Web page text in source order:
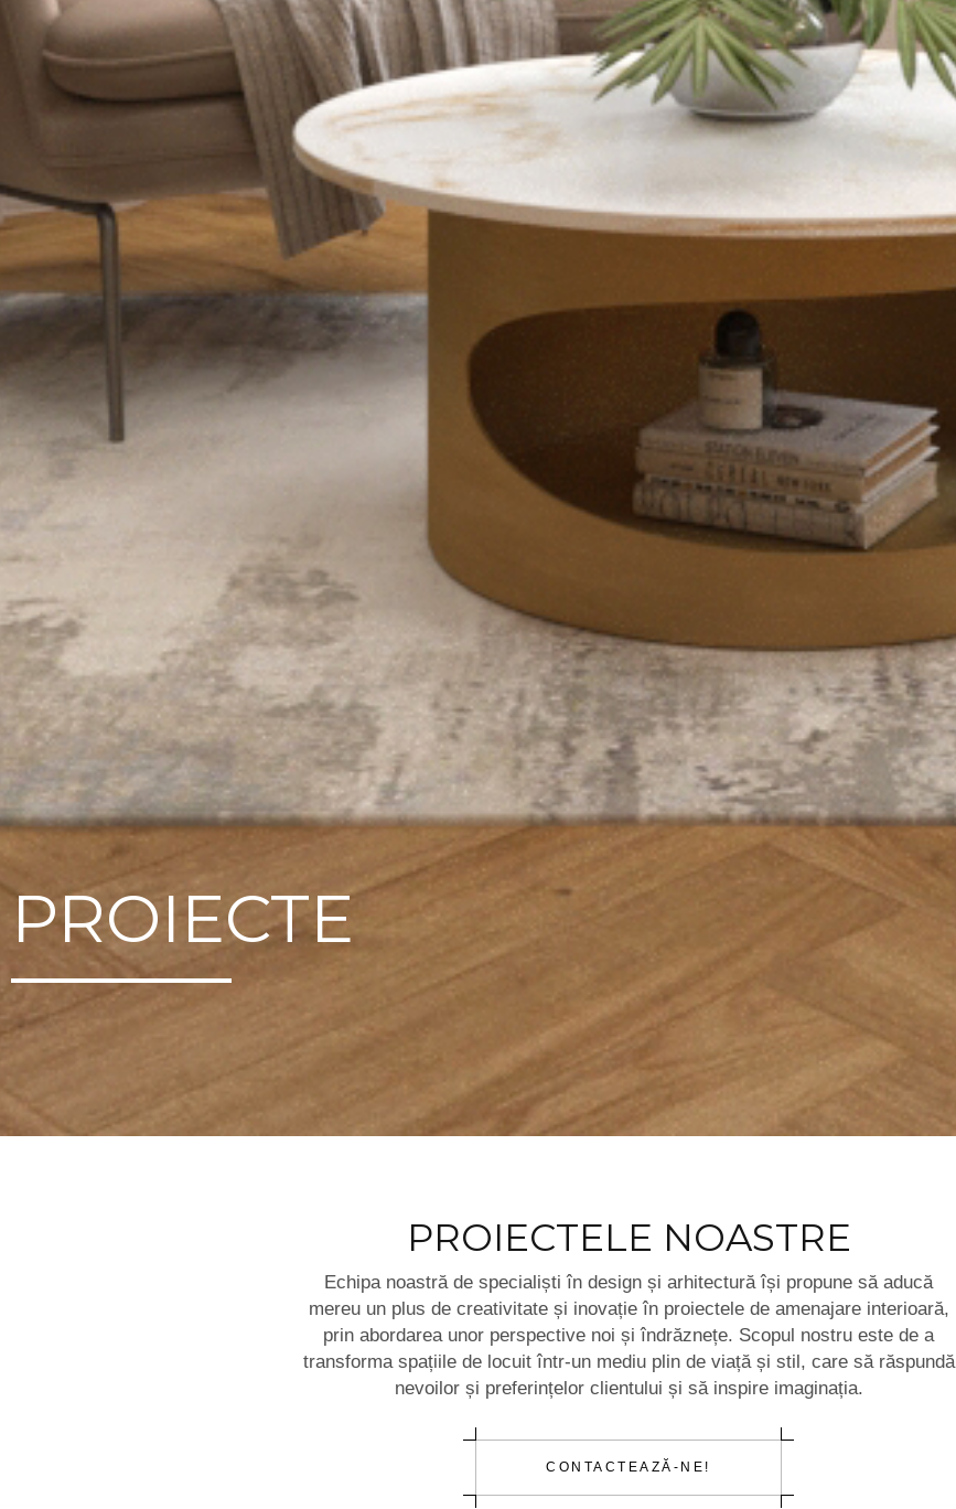
PROIECTE
PROIECTELE NOASTRE
Echipa noastră de specialiști în design și arhitectură își propune să aducă
mereu un plus de creativitate și inovație în proiectele de amenajare interioară,
prin abordarea unor perspective noi și îndrăznețe. Scopul nostru este de a
transforma spațiile de locuit într-un mediu plin de viață și stil, care să răspundă
nevoilor și preferințelor clientului și să inspire imaginația.
CONTACTEAZĂ-NE!